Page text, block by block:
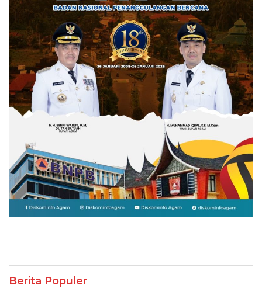
Berita Populer